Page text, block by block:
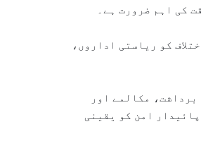
کی اہم ضرورت ہے۔
کو ریاستی اداروں،
مکالمے اور
امن کو یقینی